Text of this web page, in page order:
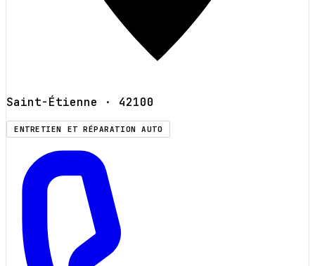
Saint-Étienne · 42100
ENTRETIEN ET RÉPARATION AUTO